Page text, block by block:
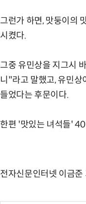
그런가 하면, 맛둥이의
시켰다.
그중 유민상을 지그시
니"라고 말했고, 유민
들었다는 후문이다.
한편 '맛있는 녀석들'
전자신문인터넷 이금